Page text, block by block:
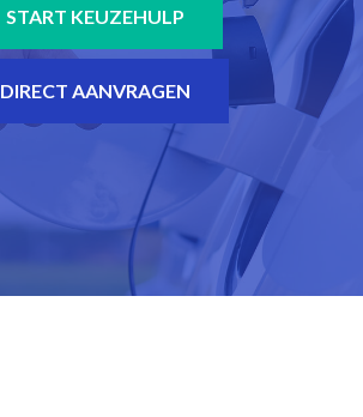
START KEUZEHULP
DIRECT AANVRAGEN